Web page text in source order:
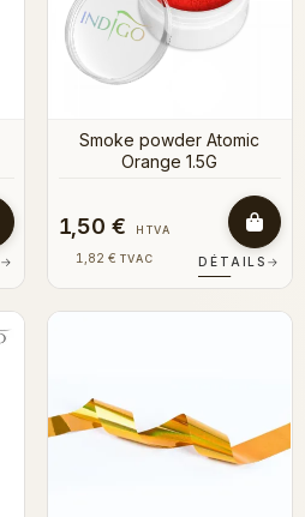
→
Smoke powder Atomic
Orange 1.5G
1,50 € HTVA
1,82 € TVAC DÉTAILS →